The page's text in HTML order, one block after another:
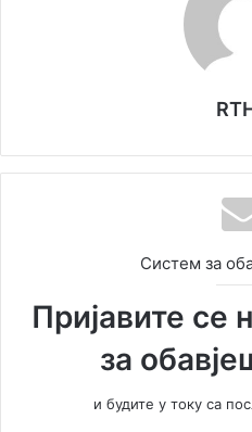
Систем за
Пријавите се
за
и будите у току са